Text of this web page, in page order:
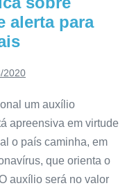
alerta para
2020
um auxílio
apreensiva em virtude
o país caminha, em
que orienta o
auxílio será no valor